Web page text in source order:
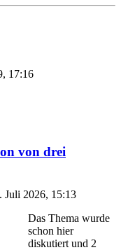
17:16
von drei
Juli 2026, 15:13
Das Thema wurde
schon hier
diskutiert und 2